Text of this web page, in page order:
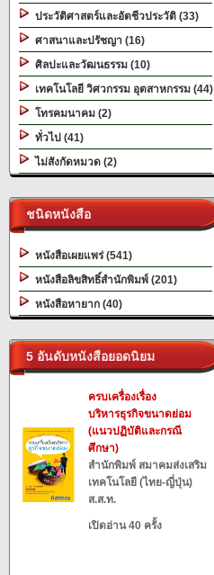
ประวัติศาสตร์และอัตชีวประวัติ (33)
ศาสนาและปรัชญา (16)
ศิลปะและวัฒนธรรม (10)
เทคโนโลยี วิศวกรรม อุตสาหกรรม (44)
โทรคมนาคม (2)
ทั่วไป (41)
ไม่สังกัดหมวด (2)
ชนิดหนังสือ
หนังสือเผยแพร่ (541)
หนังสือลิขสิทธิ์สำนักพิมพ์ (201)
หนังสือหายาก (40)
5 อันดับหนังสือยอดนิยม
ครบเครื่องเรื่อง
บริหารธุรกิจขนาดย่อม
(แนวปฏิบัติและกรณี
ศึกษา)
สำนักพิมพ์ สมาคมส่งเสริม
เทคโนโลยี (ไทย-ญี่ปุ่น)
ส.ส.ท.
เปิดอ่าน 40 ครั้ง